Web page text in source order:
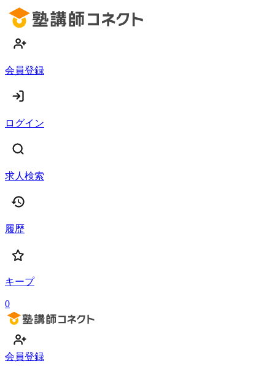
会員登録
ログイン
求人検索
履歴
キープ
0
会員登録